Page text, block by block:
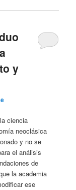
y
ciencia
neoclásica
y no se
el análisis
de
la academia
ese